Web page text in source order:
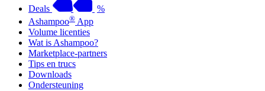
Deals
%
Ashampoo® App
Volume licenties
Wat is Ashampoo?
Marketplace-partners
Tips en trucs
Downloads
Ondersteuning